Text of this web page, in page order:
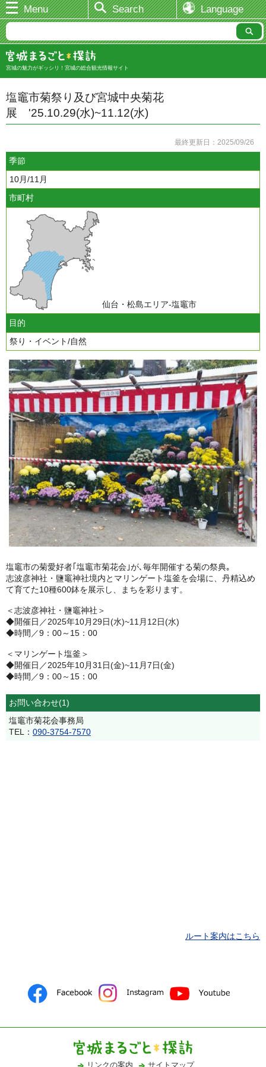
Menu Search Language
宮城の魅力がギッシリ！宮城の総合観光情報サイト
塩竈市菊祭り及び宮城中央菊花
展 '25.10.29(水)~11.12(水)
最終更新日：2025/09/26
季節
10月/11月
市町村
仙台・松島エリア-塩竈市
目的
祭り・イベント/自然
塩竈市の菊愛好者｢塩竈市菊花会｣が､毎年開催する菊の祭典｡
志波彦神社・鹽竈神社境内とマリンゲート塩釜を会場に、丹精込め
て育てた10種600鉢を展示し、まちを彩ります。
＜志波彦神社・鹽竈神社＞
◆開催日／2025年10月29日(水)~11月12日(水)
◆時間／9：00～15：00
＜マリンゲート塩釜＞
◆開催日／2025年10月31日(金)~11月7日(金)
◆時間／9：00～15：00
お問い合わせ(1)
塩竈市菊花会事務局
TEL： 090-3754-7570
ルート案内はこちら
リンクの案内 サイトマップ